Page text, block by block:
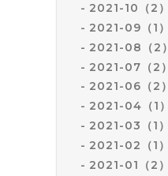
2021-10（2）
2021-09（1）
2021-08（2）
2021-07（2）
2021-06（2）
2021-04（1）
2021-03（1）
2021-02（1）
2021-01（2）